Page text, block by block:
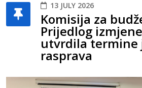
13 JULY 2026
Komisija za
Prijedlog
utvrdila termine
rasprava